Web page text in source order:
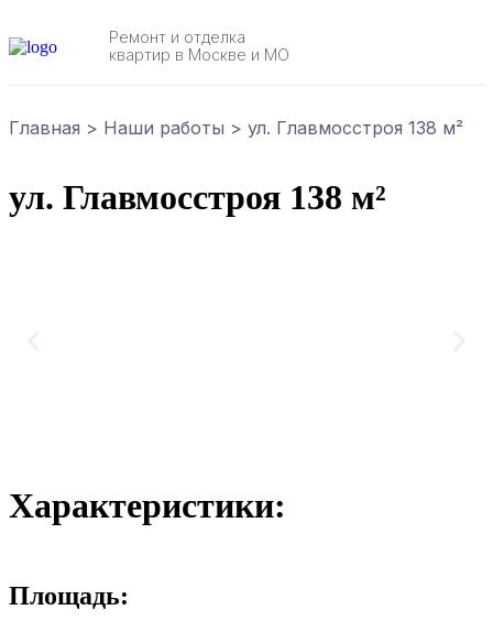
Ремонт и отделка
квартир в Москве и МО
Главная > Наши работы > ул. Главмосстроя 138 м²
ул. Главмосстроя 138 м²
Характеристики:
Площадь: